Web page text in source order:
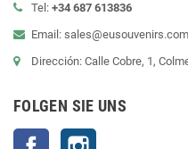
Tel: +34 687 613836
Email: sales@eusouvenirs.com
Dirección: Calle Cobre, 1,
FOLGEN SIE UNS
Facebook